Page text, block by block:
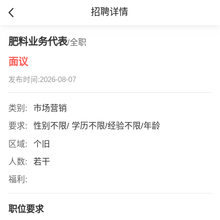
招聘详情
肥料业务代表/全职
面议
发布时间:2026-08-07
类别:
市场营销
要求:
性别不限/ 学历不限/经验不限/年龄
区域:
个旧
人数:
若干
福利:
职位要求